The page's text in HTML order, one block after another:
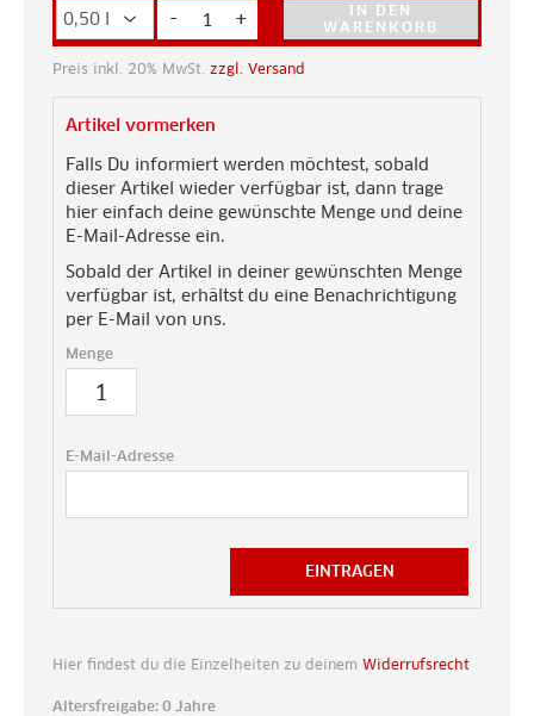
- +
IN DEN
WARENKORB
Preis inkl. 20% MwSt. zzgl. Versand
Artikel vormerken
Falls Du informiert werden möchtest, sobald
dieser Artikel wieder verfügbar ist, dann trage
hier einfach deine gewünschte Menge und deine
E-Mail-Adresse ein.
Sobald der Artikel in deiner gewünschten Menge
verfügbar ist, erhältst du eine Benachrichtigung
per E-Mail von uns.
Menge
E-Mail-Adresse
EINTRAGEN
Hier findest du die Einzelheiten zu deinem Widerrufsrecht
Altersfreigabe: 0 Jahre